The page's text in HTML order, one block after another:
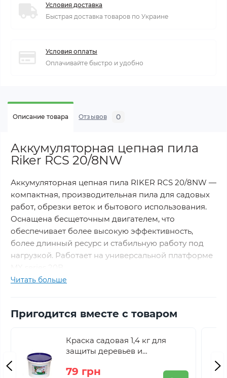
Условия доставка
Быстрая доставка товаров по Украине
Условия оплаты
Оплачивайте быстро и удобно
Описание товара Отзывов 0
Аккумуляторная цепная пила
Riker RCS 20/8NW
Аккумуляторная цепная пила RIKER RCS 20/8NW —
компактная, производительная пила для садовых
работ, обрезки веток и бытового использования.
Оснащена бесщеточным двигателем, что
обеспечивает более высокую эффективность,
более длинный ресурс и стабильную работу под
нагрузкой. Работает на универсальной платформе
позволяет быстро выполнять ежедневные задания.
хранения и транспортировки.
Характеристики пилы Riker RCS 20/8NW:
Читать больше
Пригодится вместе с товаром
Краска садовая 1,4 кг для
защиты деревьев и
79 грн